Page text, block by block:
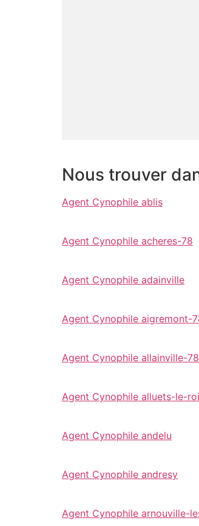
Nous trouver
Agent Cynophile ablis
Agent Cynophile acheres-78
Agent Cynophile adainville
Agent Cynophile aigremont-
Agent Cynophile allainville-78
Agent Cynophile alluets-le-roi
Agent Cynophile andelu
Agent Cynophile andresy
Agent Cynophile arnouville-